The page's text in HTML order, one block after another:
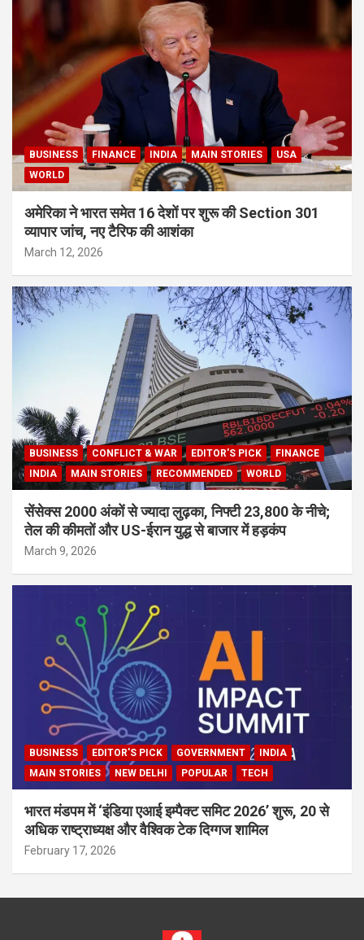
BUSINESS FINANCE INDIA MAIN STORIES
USA
WORLD
अमेरिका ने भारत समेत 16 देशों पर शुरू की Section 301
व्यापार जांच, नए टैरिफ की आशंका
March 12, 2026
BUSINESS CONFLICT & WAR EDITOR'S PICK
FINANCE
INDIA
MAIN STORIES RECOMMENDED WORLD
सेंसेक्स 2000 अंकों से ज्यादा लुढ़का, निफ्टी 23,800 के नीचे;
तेल की कीमतों और US-ईरान युद्ध से बाजार में हड़कंप
March 9, 2026
BUSINESS EDITOR'S PICK GOVERNMENT
INDIA
MAIN STORIES
NEW DELHI POPULAR TECH
भारत मंडपम में ‘इंडिया एआई इम्पैक्ट समिट 2026’ शुरू, 20 से
अधिक राष्ट्राध्यक्ष और वैश्विक टेक दिग्गज शामिल
February 17, 2026